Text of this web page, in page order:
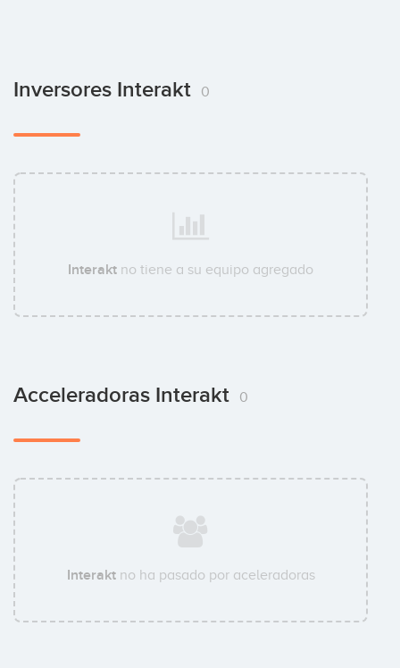
Inversores Interakt 0
Interakt no tiene a su equipo agregado
Acceleradoras Interakt 0
Interaktno ha pasado por aceleradoras